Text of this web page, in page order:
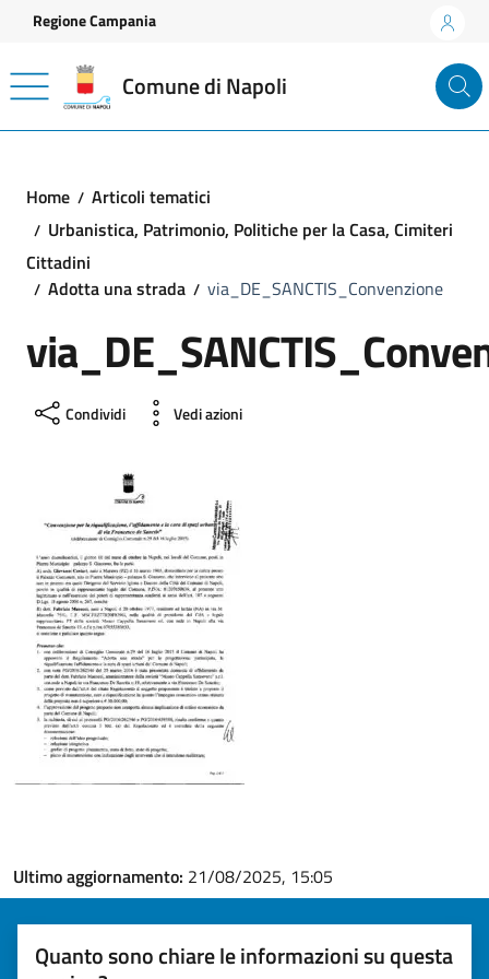
Vai ai contenuti
Vai al footer
Regione Campania
Comune di Napoli
Home
Articoli tematici
Urbanistica, Patrimonio, Politiche per la Casa, Cimiteri
Cittadini
Adotta una strada
via_DE_SANCTIS_Convenzione
Condividi Vedi azioni
Ultimo aggiornamento: 21/08/2025, 15:05
Quanto sono chiare le informazioni su questa